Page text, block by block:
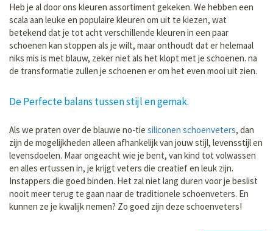
Heb je al door ons kleuren assortiment gekeken. We hebben een
scala aan leuke en populaire kleuren om uit te kiezen, wat
betekend dat je tot acht verschillende kleuren in een paar
schoenen kan stoppen als je wilt, maar onthoudt dat er helemaal
niks mis is met blauw, zeker niet als het klopt met je schoenen. na
de transformatie zullen je schoenen er om het even mooi uit zien.
De Perfecte balans tussen stijl en gemak.
Als we praten over de blauwe no-tie siliconen schoenveters, dan
zijn de mogelijkheden alleen afhankelijk van jouw stijl, levensstijl en
levensdoelen. Maar ongeacht wie je bent, van kind tot volwassen
en alles ertussen in, je krijgt veters die creatief en leuk zijn.
Instappers die goed binden. Het zal niet lang duren voor je beslist
nooit meer terug te gaan naar de traditionele schoenveters. En
kunnen ze je kwalijk nemen? Zo goed zijn deze schoenveters!